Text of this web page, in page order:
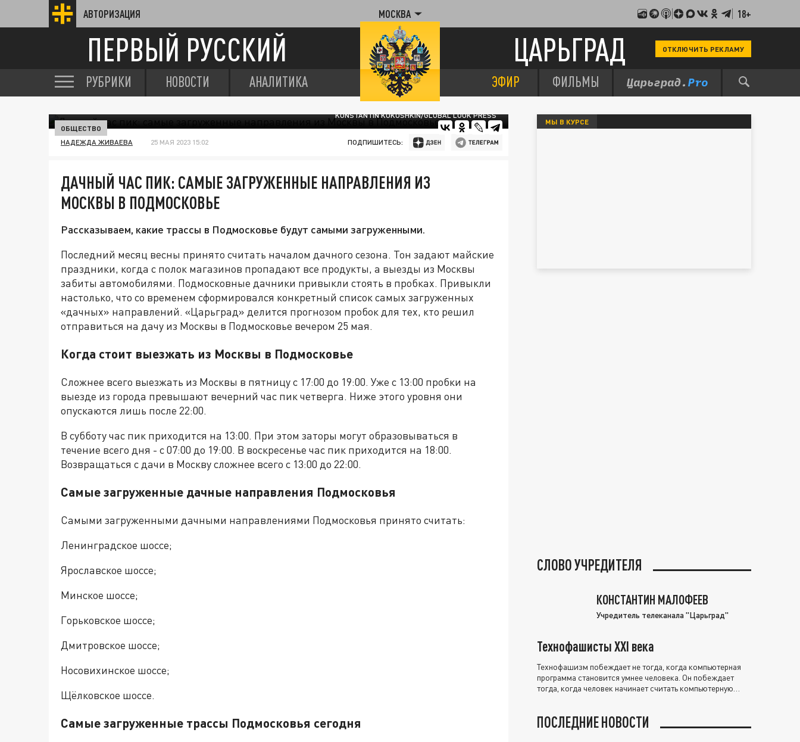
АВТОРИЗАЦИЯ МОСКВА 18+
ПЕРВЫЙ РУССКИЙ ЦАРЬГРАД ОТКЛЮЧИТЬ РЕКЛАМУ
РУБРИКИ НОВОСТИ АНАЛИТИКА ЭФИР ФИЛЬМЫ
KONSTANTIN KOKOSHKIN/GLOBAL LOOK PRESS
ОБЩЕСТВО
НАДЕЖДА ЖИВАЕВА 25 МАЯ 2023 15:02 ПОДПИШИТЕСЬ:
ДАЧНЫЙ ЧАС ПИК: САМЫЕ ЗАГРУЖЕННЫЕ НАПРАВЛЕНИЯ ИЗ
МОСКВЫ В ПОДМОСКОВЬЕ
Рассказываем, какие трассы в Подмосковье будут самыми загруженными.
Последний месяц весны принято считать началом дачного сезона. Тон задают майские
праздники, когда с полок магазинов пропадают все продукты, а выезды из Москвы
забиты автомобилями. Подмосковные дачники привыкли стоять в пробках. Привыкли
настолько, что со временем сформировался конкретный список самых загруженных
«дачных» направлений. «Царьград» делится прогнозом пробок для тех, кто решил
отправиться на дачу из Москвы в Подмосковье вечером 25 мая.
Когда стоит выезжать из Москвы в Подмосковье
Сложнее всего выезжать из Москвы в пятницу с 17:00 до 19:00. Уже с 13:00 пробки на
выезде из города превышают вечерний час пик четверга. Ниже этого уровня они
опускаются лишь после 22:00.
В субботу час пик приходится на 13:00. При этом заторы могут образовываться в
течение всего дня - с 07:00 до 19:00. В воскресенье час пик приходится на 18:00.
Возвращаться с дачи в Москву сложнее всего с 13:00 до 22:00.
Самые загруженные дачные направления Подмосковья
Самыми загруженными дачными направлениями Подмосковья принято считать:
Ленинградское шоссе;
Ярославское шоссе;
Минское шоссе;
Горьковское шоссе;
Дмитровское шоссе;
Носовихинское шоссе;
Щёлковское шоссе.
Самые загруженные трассы Подмосковья сегодня
МЫ В КУРСЕ
СЛОВО УЧРЕДИТЕЛЯ
КОНСТАНТИН МАЛОФЕЕВ
Учредитель телеканала "Царьград"
Технофашисты XXI века
Технофашизм побеждает не тогда, когда компьютерная
программа становится умнее человека. Он побеждает
тогда, когда человек начинает считать компьютерную
ПОСЛЕДНИЕ НОВОСТИ